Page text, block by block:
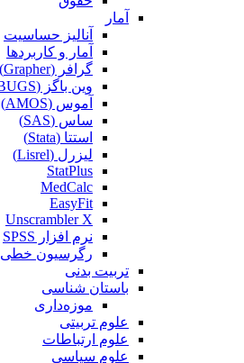
آمار
آنالیز حساسیت
آمار و کاربردها
گرافر (Grapher)
وین باگز (WinBUGS)
آموس (AMOS)
ساس (SAS)
استتا (Stata)
لیزرل (Lisrel)
StatPlus
MedCalc
EasyFit
Unscrambler X
نرم افزار SPSS
رگرسیون خطی
تربیت بدنی
باستان شناسی
موزه‌داری
علوم تربیتی
علوم ارتباطات
علوم سیاسی